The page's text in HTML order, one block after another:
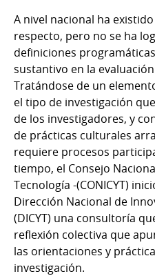
A nivel nacional ha
respecto, pero no se ha
definiciones
sustantivo en la
Tratándose de un
el tipo de investigación
de los investigadores, y
de prácticas culturales
requiere procesos
tiempo, el Consejo
Tecnología -(CONICYT)
Dirección Nacional de
(DICYT) una consultoría
reflexión colectiva que
las orientaciones y
investigación.